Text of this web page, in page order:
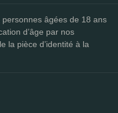
âgées de 18 ans
d’âge par nos
la pièce d’identité à la